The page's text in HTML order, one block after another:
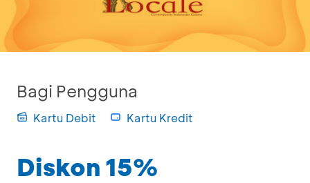
Bagi Pengguna
Kartu Debit Kartu Kredit
Diskon 15%